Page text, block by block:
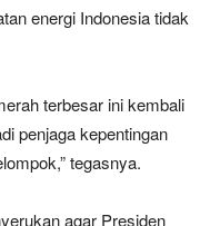
energi Indonesia tidak
terbesar ini kembali
penjaga kepentingan
tegasnya.
agar Presiden